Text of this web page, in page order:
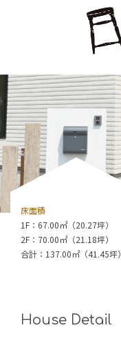
お問い合わせ
床面積
1F：67.00㎡（20.27坪）
2F：70.00㎡（21.18坪）
合計：137.00㎡（41.45坪）
House Detail